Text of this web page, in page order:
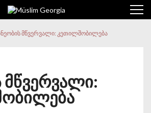
მწვერვალი: კეთილშობილება
მწვერვალი: